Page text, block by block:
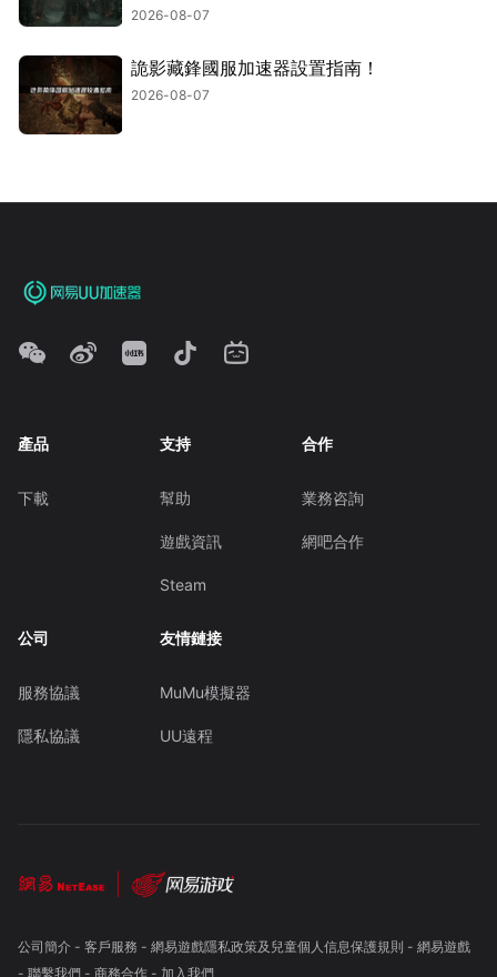
2026-08-07
詭影藏鋒國服加速器設置指南！
2026-08-07
產品
下載
支持
幫助
遊戲資訊
Steam
合作
業務咨詢
網吧合作
公司
服務協議
隱私協議
友情鏈接
MuMu模擬器
UU遠程
公司簡介- 客戶服務 - 網易遊戲隱私政策及兒童個人信息保護規則 - 網易遊戲
- 聯繫我們- 商務合作- 加入我們